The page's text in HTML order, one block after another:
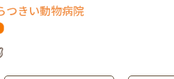
つきい動物病院